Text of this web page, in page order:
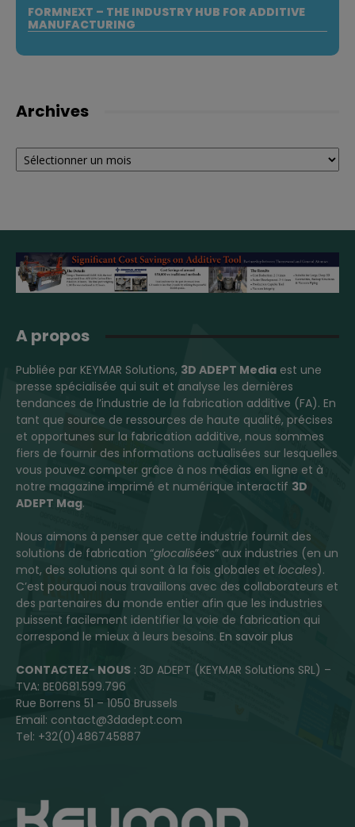
FORMNEXT – THE INDUSTRY HUB FOR ADDITIVE
MANUFACTURING
Archives
Archives
A propos
Publiée par KEYMAR Solutions, 3D ADEPT Media est une
presse spécialisée qui suit et analyse les dernières
tendances de l’industrie de la fabrication additive (FA). En
tant que source de ressources de haute qualité, précises
et opportunes sur la fabrication additive, nous sommes
fiers de fournir des informations actualisées sur lesquelles
vous pouvez compter grâce à nos médias en ligne et à
notre magazine imprimé et numérique interactif 3D
ADEPT Mag.
Nous aimons à penser que cette industrie fournit des
solutions de fabrication “glocalisées” aux industries (en un
mot, des solutions qui sont à la fois globales et locales).
C’est pourquoi nous travaillons avec des collaborateurs et
des partenaires du monde entier afin que les industries
puissent facilement identifier la voie de fabrication qui
correspond le mieux à leurs besoins. En savoir plus
CONTACTEZ- NOUS : 3D ADEPT (KEYMAR Solutions SRL) –
TVA: BE0681.599.796
Rue Borrens 51 – 1050 Brussels
Email: contact@3dadept.com
Tel: +32(0)486745887